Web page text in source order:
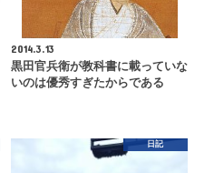
2014.3.13
黒田官兵衛が教科書に載っていな
いのは優秀すぎたからである
日記